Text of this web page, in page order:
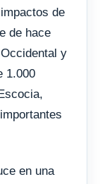
de
de hace
y
1.000
en una